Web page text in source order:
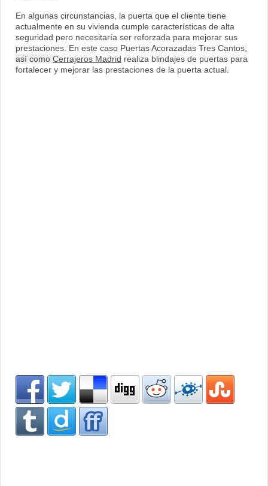
En algunas circunstancias, la puerta que el cliente tiene
actualmente en su vivienda cumple características de alta
seguridad pero necesitaría ser reforzada para mejorar sus
prestaciones. En este caso Puertas Acorazadas Tres Cantos,
así como Cerrajeros Madrid realiza blindajes de puertas para
fortalecer y mejorar las prestaciones de la puerta actual.